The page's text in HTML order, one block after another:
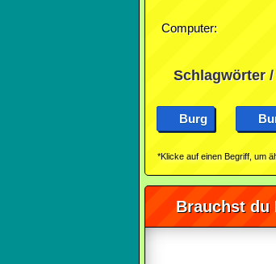
Computer:
Schlagwörter /
Burg
*Klicke auf einen Begriff, um
Brauchst du